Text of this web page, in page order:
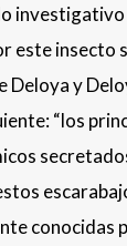
este insecto
Deloya y
“los
conocidas